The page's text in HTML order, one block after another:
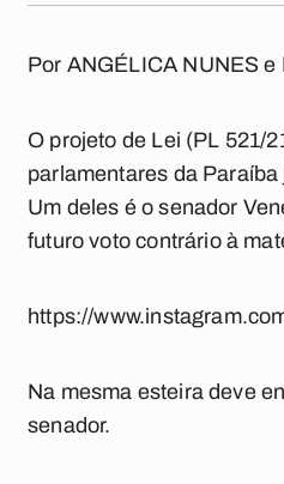
Por ANGÉLICA NUNES e
O projeto de Lei (PL 521/
parlamentares da
Um deles é o senador
futuro voto contrário à
https://
Na mesma esteira deve
senador.